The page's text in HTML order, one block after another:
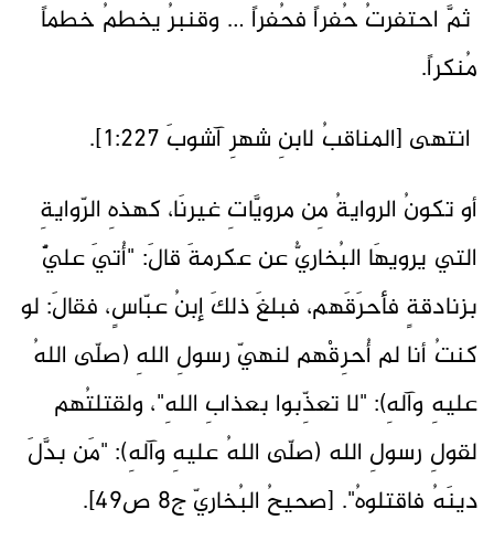
ثمَّ احتفرتُ حُفراً فحُفراً … وقنبرُ يخطمُ خطماً
مُنكراً.
انتهى [المناقبُ لابنِ شهرِ آشوبَ 1:227].
أو تكونُ الروايةُ مِن مرويَّاتِ غيرنَا، كهذهِ الرّوايةِ
التي يرويهَا البُخاريُّ عن عكرمةَ قالَ: "أُتيَ عليٌّ
بزنادقةٍ فأحرَقَهم، فبلغَ ذلكَ إبنُ عبّاسٍ، فقالَ: لو
كنتُ أنا لم أُحرِقْهم لنهيّ رسولِ اللهِ (صلّى اللهُ
عليهِ وآلهِ): "لا تعذِّبوا بعذابِ اللهِ"، ولقتلتُهم
لقولِ رسولِ الله (صلّى اللهُ عليهِ وآلهِ): "مَن بدَّلَ
دينَهُ فاقتلوهُ". [صحيحُ البُخاريّ ج8 ص49].